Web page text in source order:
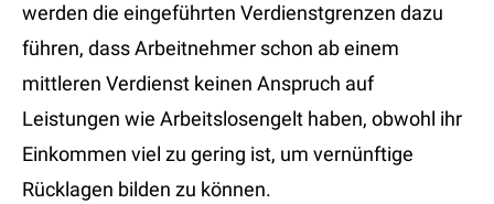
werden die eingeführten Verdienstgrenzen dazu
führen, dass Arbeitnehmer schon ab einem
mittleren Verdienst keinen Anspruch auf
Leistungen wie Arbeitslosengelt haben, obwohl ihr
Einkommen viel zu gering ist, um vernünftige
Rücklagen bilden zu können.